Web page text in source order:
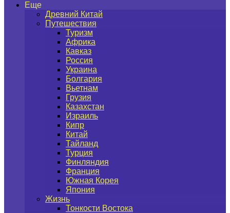
Еще
Древний Китай
Путешествия
Туризм
Африка
Кавказ
Россия
Украина
Болгария
Вьетнам
Грузия
Казахстан
Израиль
Кипр
Китай
Тайланд
Турция
Финляндия
Франция
Южная Корея
Япония
Жизнь
Тонкости Востока